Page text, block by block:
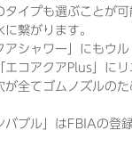
タイプも選ぶことが
繋がります。
アシャワー」にもウ
エコアクアPlus」に
が全てゴムノズルの
ブル」はFBIAの登録